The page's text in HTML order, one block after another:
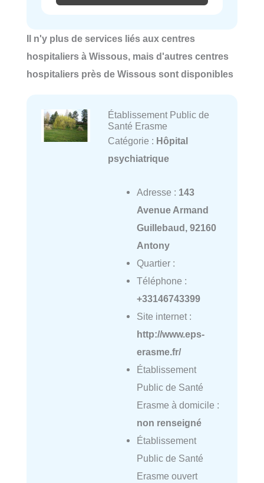
Il n'y plus de services liés aux centres
hospitaliers à Wissous, mais d'autres centres
hospitaliers près de Wissous sont disponibles
Établissement Public de
Santé Erasme
Catégorie : Hôpital
psychiatrique
Adresse : 143
Avenue Armand
Guillebaud, 92160
Antony
Quartier :
Téléphone :
+33146743399
Site internet :
http://www.eps-
erasme.fr/
Établissement
Public de Santé
Erasme à domicile :
non renseigné
Établissement
Public de Santé
Erasme ouvert